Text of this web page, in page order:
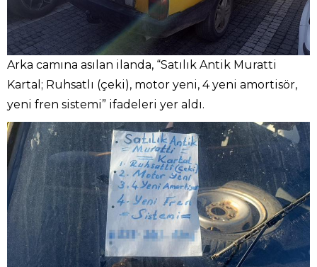
Arka camına asılan ilanda, “Satılık Antik Muratti
Kartal; Ruhsatlı (çeki), motor yeni, 4 yeni amortisör,
yeni fren sistemi” ifadeleri yer aldı.